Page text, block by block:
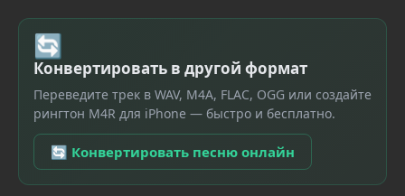
🔄
Конвертировать в другой формат
Переведите трек в WAV, M4A, FLAC, OGG или создайте
рингтон M4R для iPhone — быстро и бесплатно.
🔄 Конвертировать песню онлайн